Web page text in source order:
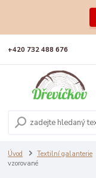
+420 732 488 676
Úvod Textilní galanterie
vzorované